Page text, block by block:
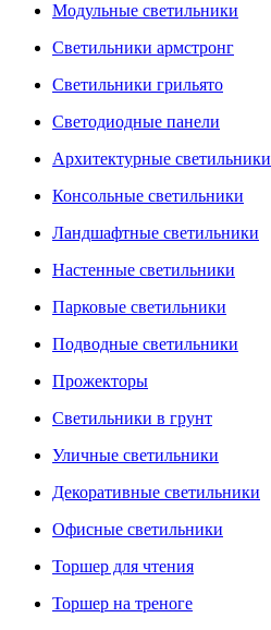
Модульные светильники
Светильники армстронг
Светильники грильято
Светодиодные панели
Архитектурные светильники
Консольные светильники
Ландшафтные светильники
Настенные светильники
Парковые светильники
Подводные светильники
Прожекторы
Светильники в грунт
Уличные светильники
Декоративные светильники
Офисные светильники
Торшер для чтения
Торшер на треноге